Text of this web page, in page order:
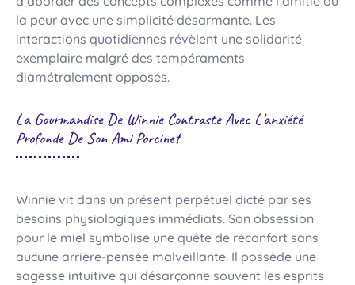
la peur avec une simplicité désarmante. Les
interactions quotidiennes révèlent une solidarité
exemplaire malgré des tempéraments
diamétralement opposés.
La Gourmandise De Winnie Contraste Avec L’anxiété
Profonde De Son Ami Porcinet
Winnie vit dans un présent perpétuel dicté par ses
besoins physiologiques immédiats. Son obsession
pour le miel symbolise une quête de réconfort sans
aucune arrière-pensée malveillante. Il possède une
sagesse intuitive qui désarçonne souvent les esprits